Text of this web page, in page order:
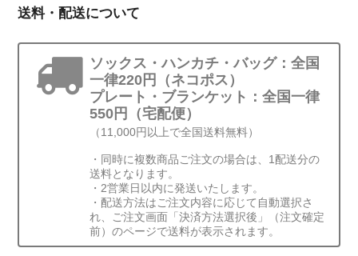
送料・配送について
ソックス・ハンカチ・バッグ：全国
一律220円（ネコポス）
プレート・ブランケット：全国一律
550円（宅配便）
（11,000円以上で全国送料無料）
・同時に複数商品ご注文の場合は、1配送分の
送料となります。
・2営業日以内に発送いたします。
・配送方法はご注文内容に応じて自動選択さ
れ、ご注文画面「決済方法選択後」（注文確定
前）のページで送料が表示されます。